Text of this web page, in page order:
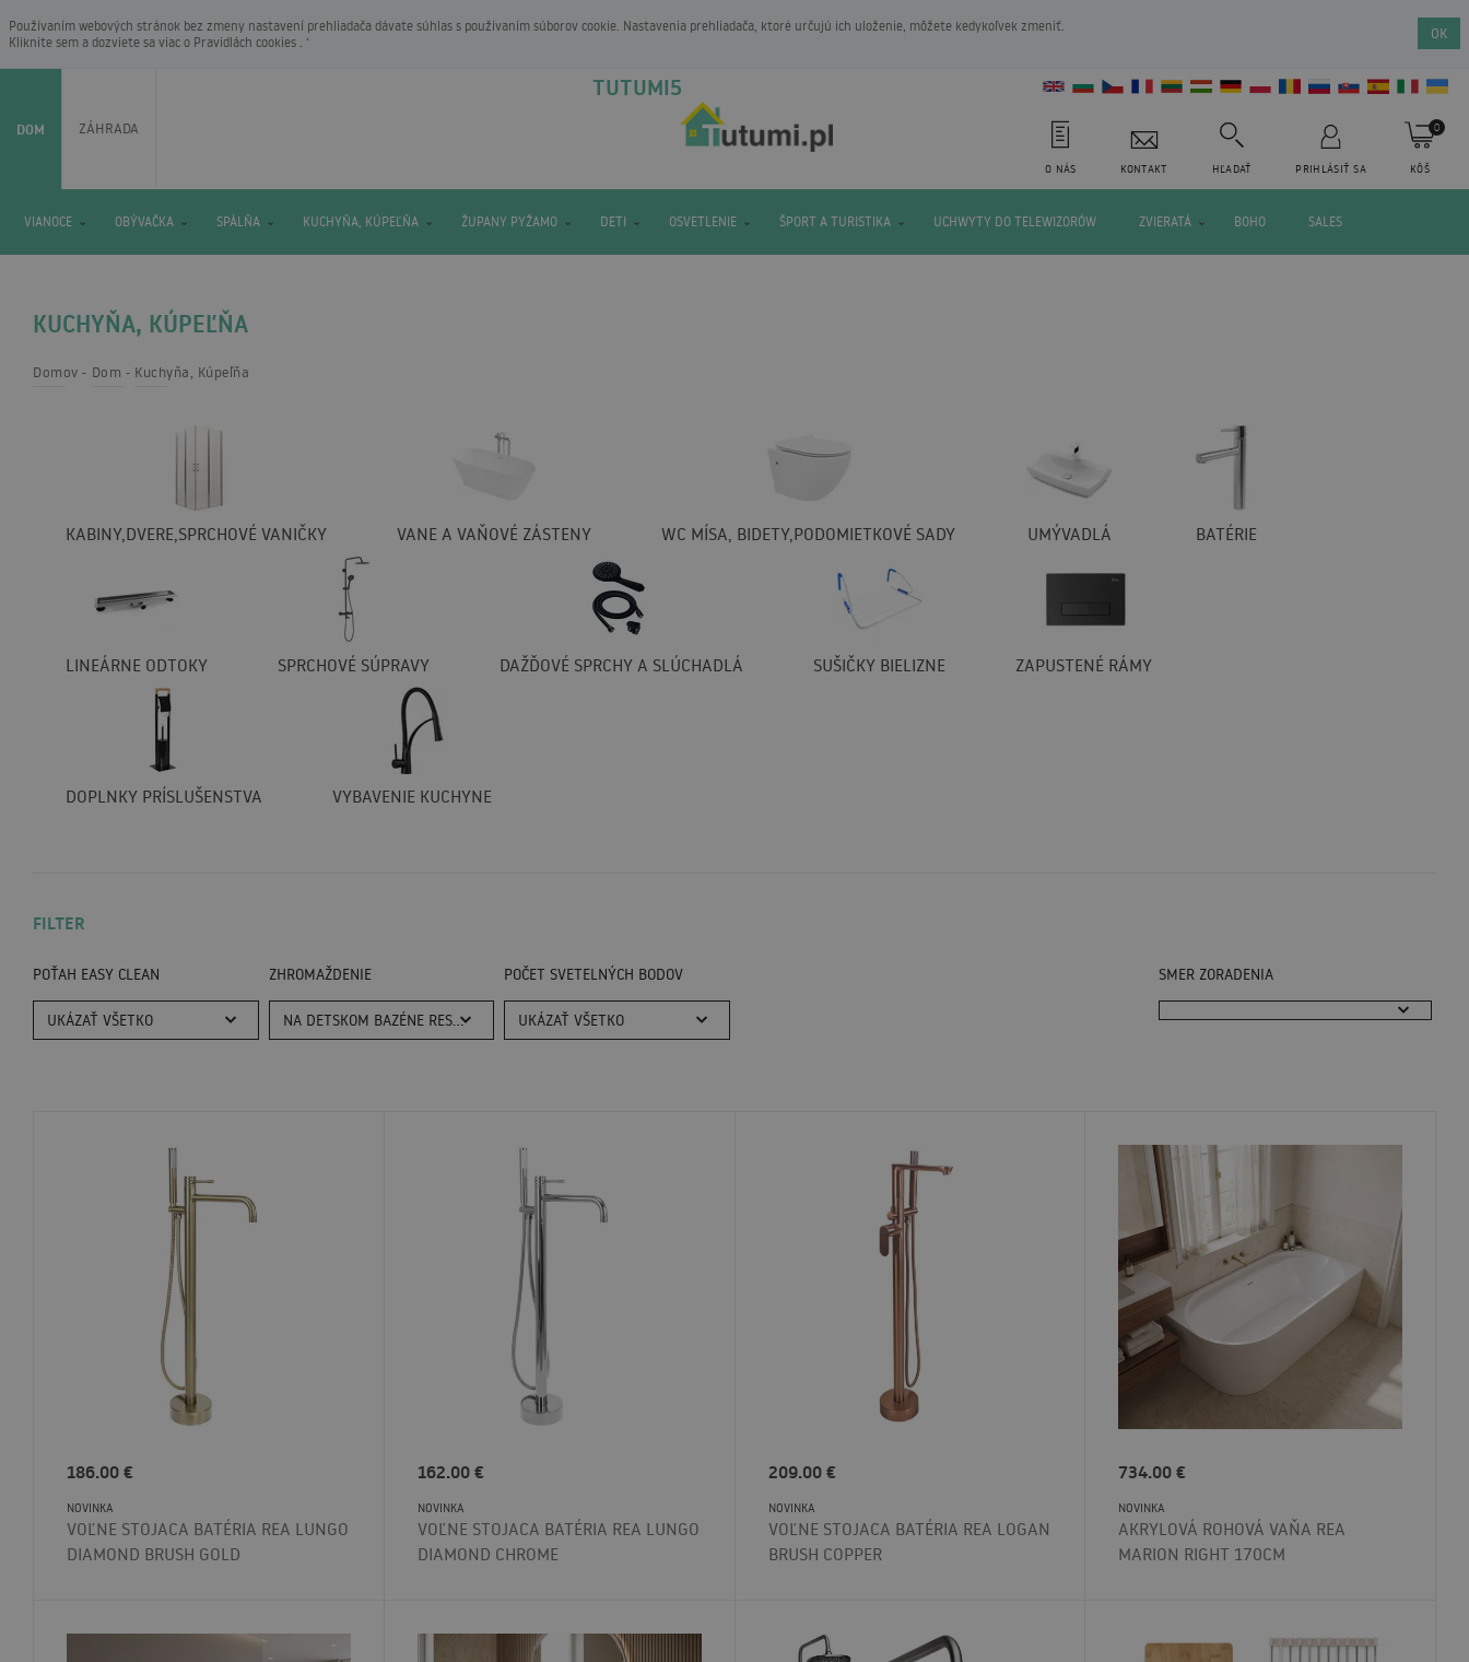
Používaním webových stránok bez zmeny nastavení prehliadača dávate súhlas s používaním súborov cookie. Nastavenia prehliadača, ktoré určujú ich uloženie, môžete kedykoľvek zmeniť.
Kliknite sem a dozviete sa viac o Pravidlách cookies . ‘
OK
DOM ZÁHRADA
TUTUMI5
O NÁS KONTAKT HĽADAŤ PRIHLÁSIŤ SA KÔŠ
0
VIANOCE OBÝVAČKA SPÁLŇA KUCHYŇA, KÚPEĽŇA ŽUPANY PYŽAMO DETI OSVETLENIE ŠPORT A TURISTIKA UCHWYTY DO TELEWIZORÓW ZVIERATÁ BOHO SALES
KUCHYŇA, KÚPEĽŇA
Domov Dom Kuchyňa, Kúpeľňa
KABINY,DVERE,SPRCHOVÉ VANIČKY VANE A VAŇOVÉ ZÁSTENY WC MÍSA, BIDETY,PODOMIETKOVÉ SADY UMÝVADLÁ BATÉRIE
LINEÁRNE ODTOKY SPRCHOVÉ SÚPRAVY DAŽĎOVÉ SPRCHY A SLÚCHADLÁ SUŠIČKY BIELIZNE ZAPUSTENÉ RÁMY
DOPLNKY PRÍSLUŠENSTVA VYBAVENIE KUCHYNE
FILTER
POŤAH EASY CLEAN
UKÁZAŤ VŠETKO
ZHROMAŽDENIE
NA DETSKOM BAZÉNE RESP (132)
POČET SVETELNÝCH BODOV
UKÁZAŤ VŠETKO
SMER ZORADENIA
186.00€
NOVINKA
VOĽNE STOJACA BATÉRIA REA LUNGO
DIAMOND BRUSH GOLD
162.00€
NOVINKA
VOĽNE STOJACA BATÉRIA REA LUNGO
DIAMOND CHROME
209.00€
NOVINKA
VOĽNE STOJACA BATÉRIA REA LOGAN
BRUSH COPPER
734.00€
NOVINKA
AKRYLOVÁ ROHOVÁ VAŇA REA
MARION RIGHT 170CM